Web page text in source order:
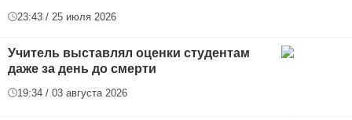
23:43 / 25 июля 2026
Учитель выставлял оценки студентам
даже за день до смерти
19:34 / 03 августа 2026